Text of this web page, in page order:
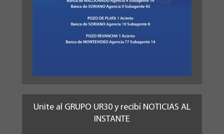
Unite al GRUPO UR30 y recibí NOTICIAS AL
INSTANTE